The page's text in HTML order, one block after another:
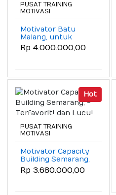
PUSAT TRAINING
MOTIVASI
Motivator Batu
Malang, untuk
Workshop
Peningkatan
Rp 4.000.000,00
Hot
PUSAT TRAINING
MOTIVASI
Motivator Capacity
Building Semarang,
- Terfavorit! dan
Lucu!
Rp 3.680.000,00